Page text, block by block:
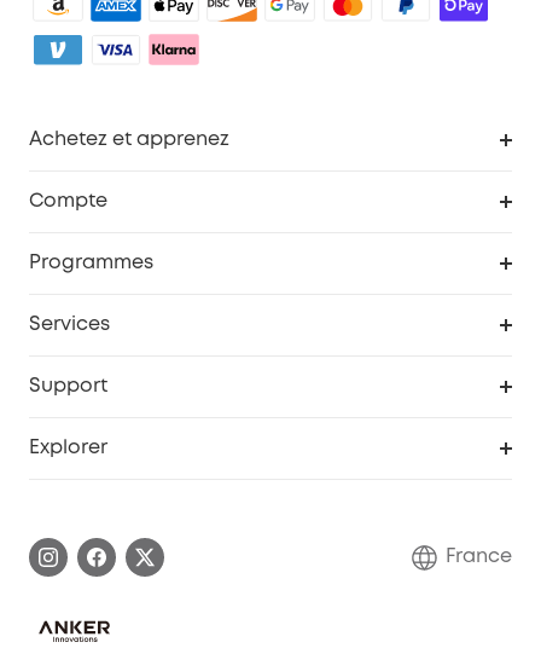
Achetez et apprenez
Compte
Programmes
Services
Support
Annuler la commande
Explorer
Communauté eufy Security
France